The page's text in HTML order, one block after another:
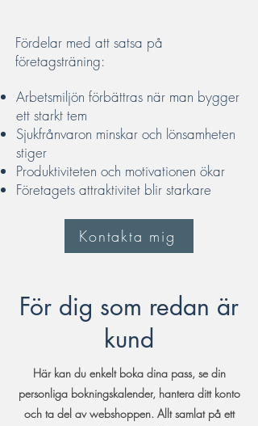
Fördelar med att satsa på
företagsträning:
Arbetsmiljön förbättras när man bygger
ett starkt tem
Sjukfrånvaron minskar och lönsamheten
stiger
Produktiviteten och motivationen ökar
Företagets attraktivitet blir starkare
Kontakta mig
För dig som redan är
kund
Här kan du enkelt boka dina pass, se din
personliga bokningskalender, hantera ditt konto
och ta del av webshoppen. Allt samlat på ett